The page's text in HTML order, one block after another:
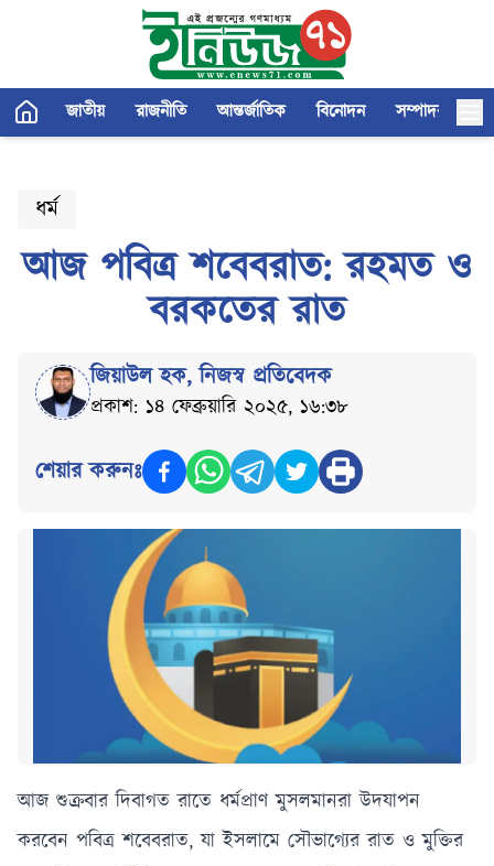
জাতীয় রাজনীতি আন্তর্জাতিক বিনোদন সম্পাদকীয়
ধর্ম
আজ পবিত্র শবেবরাত: রহমত ও
বরকতের রাত
জিয়াউল হক,নিজস্ব প্রতিবেদক
প্রকাশ: ১৪ ফেব্রুয়ারি ২০২৫, ১৬:৩৮
শেয়ার করুনঃ
আজ শুক্রবার দিবাগত রাতে ধর্মপ্রাণ মুসলমানরা উদযাপন
করবেন পবিত্র শবেবরাত, যা ইসলামে সৌভাগ্যের রাত ও মুক্তির